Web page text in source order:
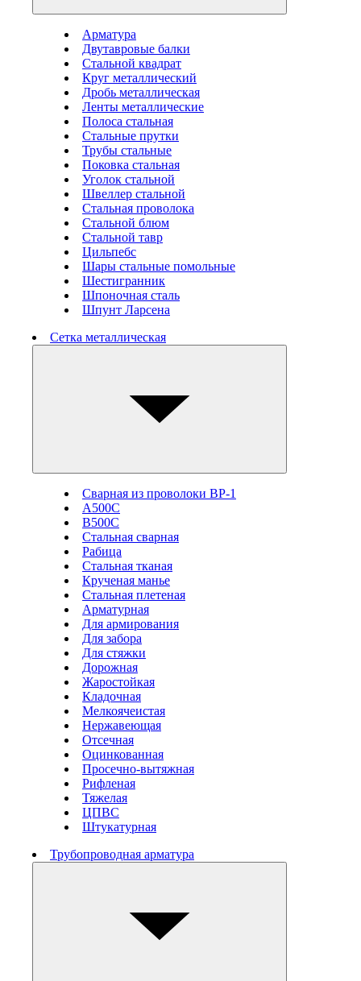
Арматура
Двутавровые балки
Стальной квадрат
Круг металлический
Дробь металлическая
Ленты металлические
Полоса стальная
Стальные прутки
Трубы стальные
Поковка стальная
Уголок стальной
Швеллер стальной
Стальная проволока
Стальной блюм
Стальной тавр
Цильпебс
Шары стальные помольные
Шестигранник
Шпоночная сталь
Шпунт Ларсена
Сетка металлическая
Сварная из проволоки ВР-1
А500С
В500С
Стальная сварная
Рабица
Стальная тканая
Крученая манье
Стальная плетеная
Арматурная
Для армирования
Для забора
Для стяжки
Дорожная
Жаростойкая
Кладочная
Мелкоячеистая
Нержавеющая
Отсечная
Оцинкованная
Просечно-вытяжная
Рифленая
Тяжелая
ЦПВС
Штукатурная
Трубопроводная арматура